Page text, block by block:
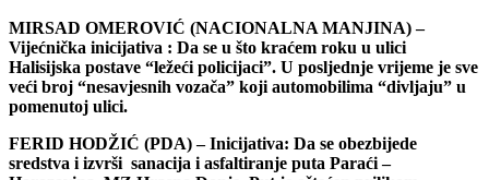
MIRSAD OMEROVIĆ (NACIONALNA MANJINA) –
Vijećnička inicijativa : Da se u što kraćem roku u ulici
Halisijska postave “ležeći policijaci”. U posljednje vrijeme je sve
veći broj “nesavjesnih vozača” koji automobilima “divljaju” u
pomenutoj ulici.
FERID HODŽIĆ (PDA) – Inicijativa: Da se obezbijede
sredstva i izvrši sanacija i asfaltiranje puta Paraći –